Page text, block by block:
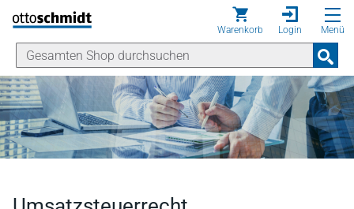
Direkt zum Inhalt
Warenkorb Login Menü